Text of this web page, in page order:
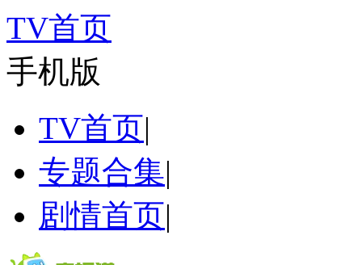
TV首页
手机版
TV首页|
专题合集|
剧情首页|